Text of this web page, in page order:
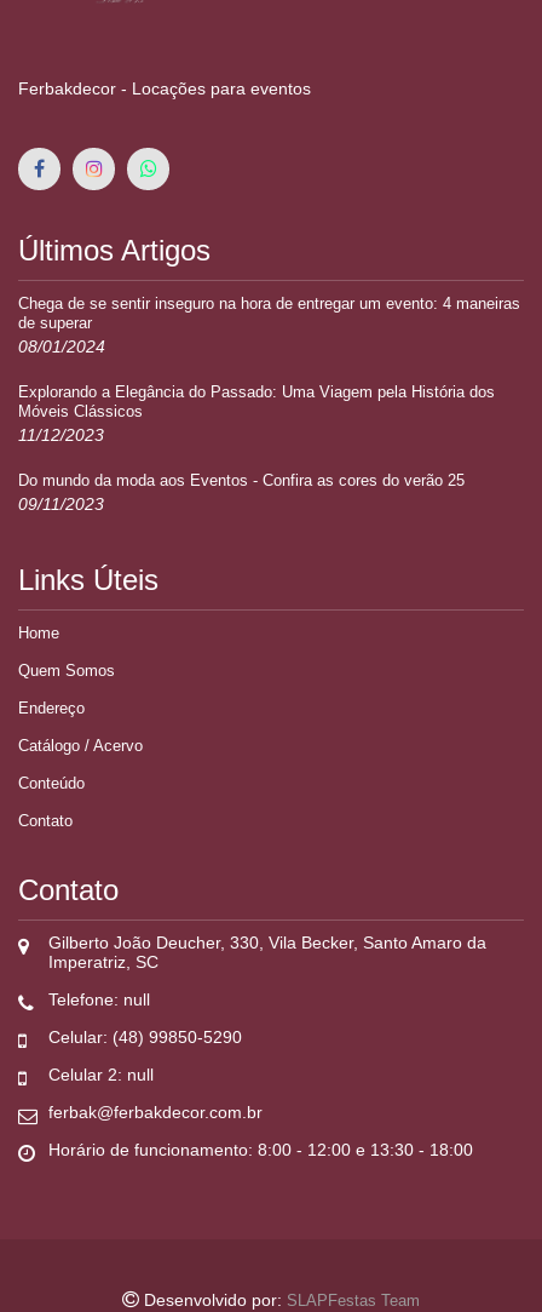
Ferbakdecor - Locações para eventos
Últimos Artigos
Chega de se sentir inseguro na hora de entregar um evento: 4 maneiras
de superar
08/01/2024
Explorando a Elegância do Passado: Uma Viagem pela História dos
Móveis Clássicos
11/12/2023
Do mundo da moda aos Eventos - Confira as cores do verão 25
09/11/2023
Links Úteis
Home
Quem Somos
Endereço
Catálogo / Acervo
Conteúdo
Contato
Contato
Gilberto João Deucher, 330, Vila Becker, Santo Amaro da
Imperatriz, SC
Telefone: null
Celular: (48) 99850-5290
Celular 2: null
ferbak@ferbakdecor.com.br
Horário de funcionamento: 8:00 - 12:00 e 13:30 - 18:00
Desenvolvido por: SLAPFestas Team